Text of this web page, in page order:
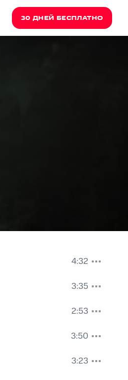
30 ДНЕЙ БЕСПЛАТНО
4:32
3:35
2:53
3:50
3:23